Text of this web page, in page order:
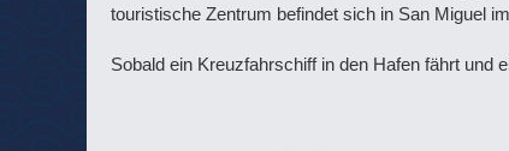
touristische Zentrum befindet sich in San Miguel
Sobald ein Kreuzfahrschiff in den Hafen fährt und